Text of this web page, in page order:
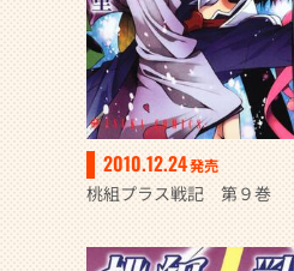
2010.12.24発売
桃組プラス戦記 第９巻